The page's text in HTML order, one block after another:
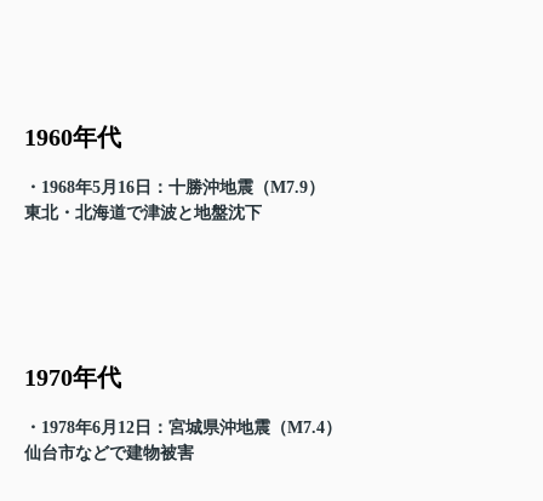
1960年代
・1968年5月16日：十勝沖地震（M7.9）
東北・北海道で津波と地盤沈下
1970年代
・1978年6月12日：宮城県沖地震（M7.4）
仙台市などで建物被害